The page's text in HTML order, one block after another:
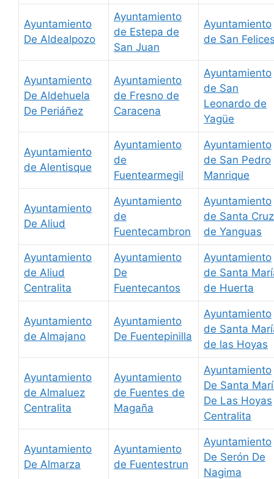
Ayuntamiento
De Aldealpozo
Ayuntamiento
de Estepa de
San Juan
Ayuntamiento
de San
Ayuntamiento
De Aldehuela
De Periáñez
Ayuntamiento
de Fresno de
Caracena
Ayuntamiento
de San
Leonardo de
Yagüe
Ayuntamiento
de Alentisque
Ayuntamiento
de
Fuentearmegil
Ayuntamiento
de San Pedro
Manrique
Ayuntamiento
De Aliud
Ayuntamiento
de
Fuentecambron
Ayuntamiento
de Santa Cruz
de Yanguas
Ayuntamiento
de Aliud
Centralita
Ayuntamiento
De
Fuentecantos
Ayuntamiento
de Santa
de Huerta
Ayuntamiento
de Almajano
Ayuntamiento
De Fuentepinilla
Ayuntamiento
de Santa
de las Hoyas
Ayuntamiento
de Almaluez
Centralita
Ayuntamiento
de Fuentes de
Magaña
Ayuntamiento
De Santa
De Las Hoyas
Centralita
Ayuntamiento
De Almarza
Ayuntamiento
de Fuentestrun
Ayuntamiento
De Serón De
Nagima